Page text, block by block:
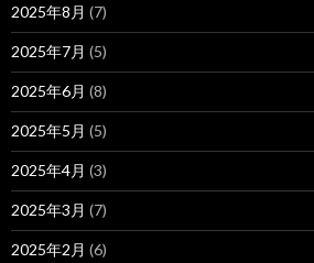
2025年8月 (7)
2025年7月 (5)
2025年6月 (8)
2025年5月 (5)
2025年4月 (3)
2025年3月 (7)
2025年2月 (6)